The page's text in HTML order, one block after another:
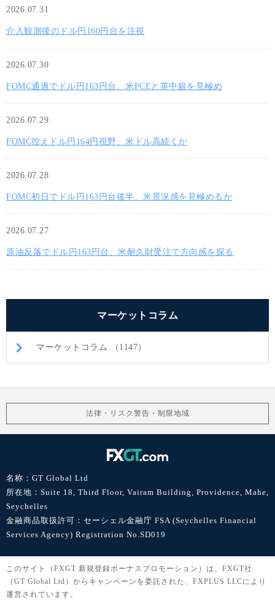
2026.07.31
介入観測後のドル円160円台を注視
2026.07.30
FOMC通過でドル円163円台、米PCEと英中銀を見極め
2026.07.29
FOMC控えドル円164円視野、米ドル高続くか
2026.07.28
FOMC初日でドル円163円台後半、米景況感を見極めるか
2026.07.27
原油反落でドル円163円台、米耐久財受注で方向感を探る
マーケットコラム
マーケットコラム （1147）
法律・リスク警告・制限地域
名称：GT Global Ltd
所在地：Suite 18, Third Floor, Vairam Building, Providence, Mahe,
Seychelles
金融商品取扱許可：セーシェル金融庁 FSA (Seychelles Financial
Services Agency) Registration No.SD019
このサイト（FXGT 新規登録ボーナスプロモーション）は、FXGT社
（GT Global Ltd）からキャンペーンを委託された、FXPLUS LLCにより
運営されています。